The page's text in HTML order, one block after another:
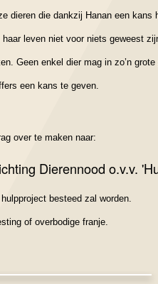
dieren die dankzij Hanan een kans
leven niet voor niets geweest
Geen enkel dier mag in zo’n
een kans te geven.
over te maken naar:
Dierennood o.v.v.
besteed zal worden.
of overbodige franje.